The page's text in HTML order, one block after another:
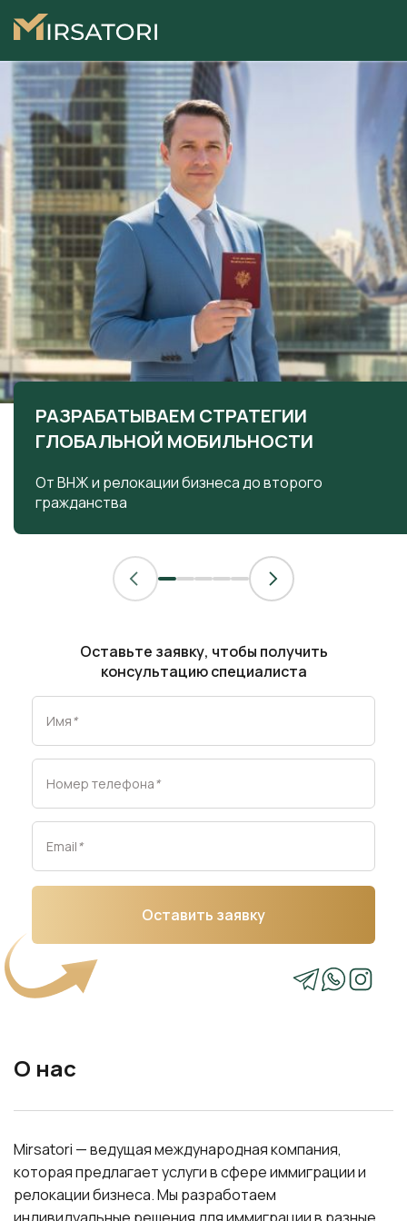
РАЗРАБАТЫВАЕМ СТРАТЕГИИ
ГЛОБАЛЬНОЙ МОБИЛЬНОСТИ
От ВНЖ и релокации бизнеса до второго
гражданства
Оставьте заявку, чтобы получить
консультацию специалиста
Имя*
Номер телефона*
Email*
Оставить заявку
О нас
Mirsatori — ведущая международная компания,
которая предлагает услуги в сфере иммиграции и
релокации бизнеса. Мы разработаем
индивидуальные решения для иммиграции в разные